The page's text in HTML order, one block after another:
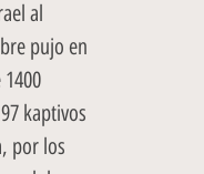
al
pujo en
kaptivos
por los